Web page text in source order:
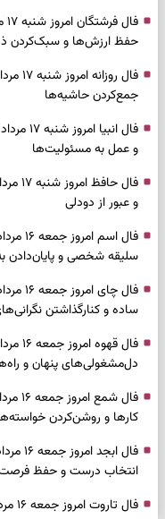
حفظ ارزش‌ها و سبک‌کردن
جمع‌کردن حاشیه‌ها
و عمل به مسئولیت‌ها
و عبور از دودلی
سلیقه شخصی و پایان‌دادن
ساده و کنارگذاشتن
دل‌مشغولی‌های پنهان و
کارها و روشن‌کردن
انتخاب درست و حفظ